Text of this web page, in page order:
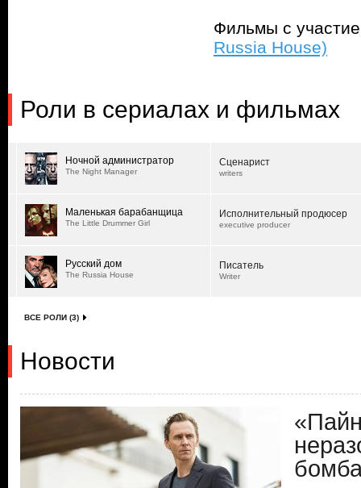
Фильмы с
Russia House)
Роли в сериалах и фильмах
Ночной администратор
The Night Manager
Сценарист
writers
Маленькая барабанщица
The Little Drummer Girl
Исполнительный продюсер
executive producer
Русский дом
The Russia House
Писатель
Writer
ВСЕ РОЛИ (3)
Новости